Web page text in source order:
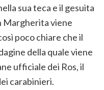
sua teca e il gesuita
Margherita viene
poco chiare che il
della quale viene
ufficiale dei Ros, il
carabinieri.